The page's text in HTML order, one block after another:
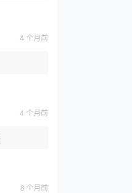
4 个月前
4 个月前
8 个月前